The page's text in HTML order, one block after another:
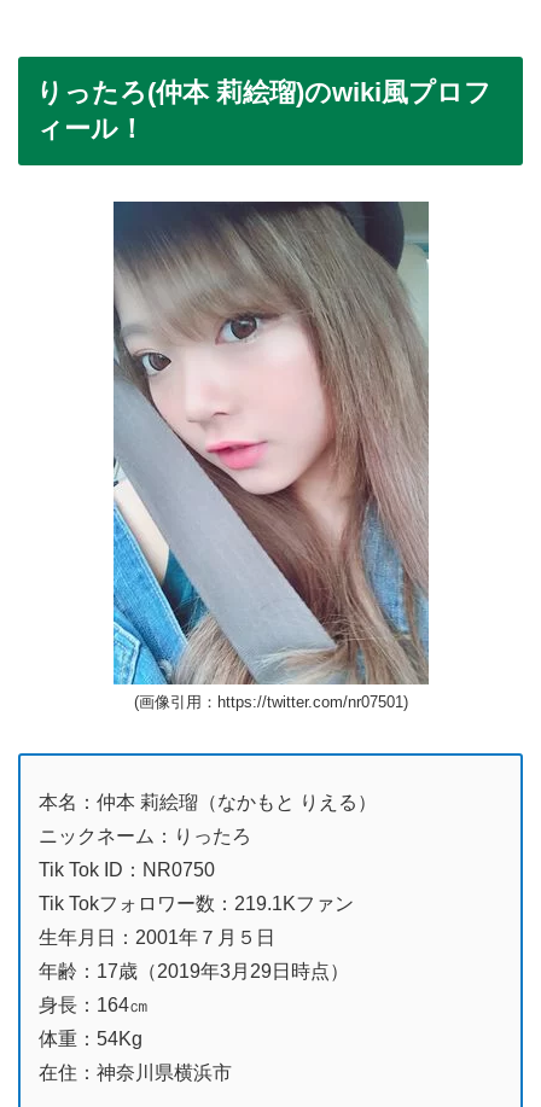
りったろ(仲本 莉絵瑠)のwiki風プロフ
ィール！
(画像引用：https://twitter.com/nr07501)
本名：仲本 莉絵瑠（なかもと りえる）
ニックネーム：りったろ
Tik Tok ID：NR0750
Tik Tokフォロワー数：219.1Kファン
生年月日：2001年７月５日
年齢：17歳（2019年3月29日時点）
身長：164㎝
体重：54Kg
在住：神奈川県横浜市